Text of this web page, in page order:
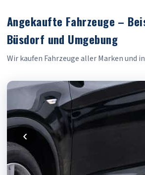
Angekaufte Fahrzeuge –
Büsdorf und Umgebung
Wir kaufen Fahrzeuge aller Marken und
‹